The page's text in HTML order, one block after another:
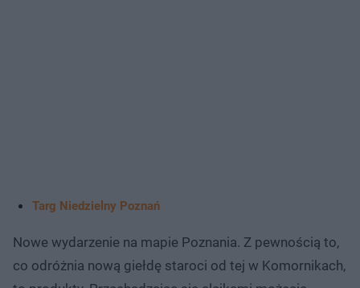
Targ Niedzielny Poznań
Nowe wydarzenie na mapie Poznania. Z pewnością to,
co odróżnia nową giełdę staroci od tej w Komornikach,